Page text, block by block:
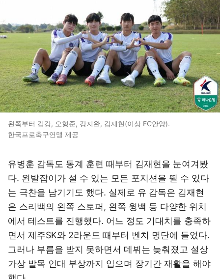
왼쪽부터 김강, 오형준, 강지완, 김재현(이상 FC안양).
한국프로축구연맹 제공
유병훈 감독도 동계 훈련 때부터 김재현을 눈여겨봤
다. 왼발잡이가 설 수 있는 모든 포지션을 뛸 수 있다
는 극찬을 남기기도 했다. 실제로 유 감독은 김재현
은 스리백의 왼쪽 스토퍼, 왼쪽 윙백 등 다양한 위치
에서 테스트를 진행했다. 어느 정도 기대치를 충족하
면서 제주SK와 2라운드 때부터 벤치 명단에 들었다.
그러나 부름을 받지 못하면서 데뷔는 늦춰졌고 설상
가상 발목 인대 부상까지 입으며 장기간 재활을 해야